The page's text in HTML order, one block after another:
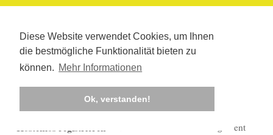
Diese Website verwendet Cookies, um Ihnen
die bestmögliche Funktionalität bieten zu
können. Mehr Informationen
Ok, verstanden!
Kostenlos registrieren
Corona-Management